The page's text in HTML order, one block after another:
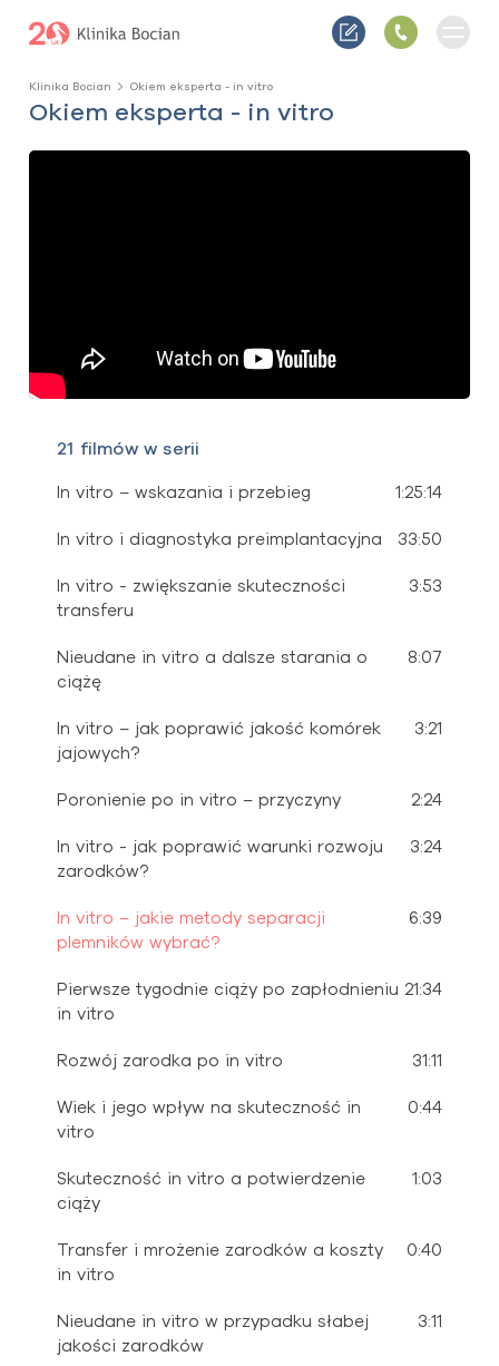
Klinika Bocian Okiem eksperta - in vitro
Okiem eksperta - in vitro
21 filmów w serii
In vitro – wskazania i przebieg 1:25:14
In vitro i diagnostyka preimplantacyjna 33:50
In vitro - zwiększanie skuteczności
transferu
3:53
Nieudane in vitro a dalsze starania o
ciążę
8:07
In vitro – jak poprawić jakość komórek
jajowych?
3:21
Poronienie po in vitro – przyczyny 2:24
In vitro - jak poprawić warunki rozwoju
zarodków?
3:24
In vitro – jakie metody separacji
plemników wybrać?
6:39
Pierwsze tygodnie ciąży po zapłodnieniu
in vitro
21:34
Rozwój zarodka po in vitro 31:11
Wiek i jego wpływ na skuteczność in
vitro
0:44
Skuteczność in vitro a potwierdzenie
ciąży
1:03
Transfer i mrożenie zarodków a koszty
in vitro
0:40
Nieudane in vitro w przypadku słabej
jakości zarodków
3:11